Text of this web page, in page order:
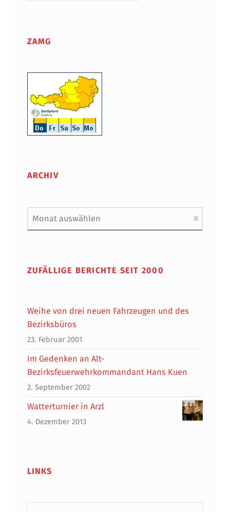
ZAMG
ARCHIV
Archiv
ZUFÄLLIGE BERICHTE SEIT 2000
Weihe von drei neuen Fahrzeugen und des
Bezirksbüros
23. Februar 2001
Im Gedenken an Alt-
Bezirksfeuerwehrkommandant Hans Kuen
2. September 2002
Watterturnier in Arzl
4. Dezember 2013
LINKS